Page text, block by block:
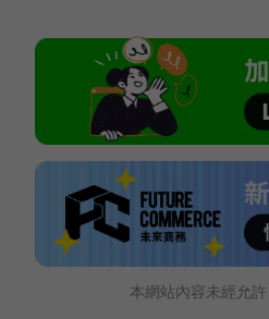
本網站內容未經允許